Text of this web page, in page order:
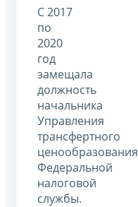
С 2017
по
2020
год
замещала
должность
начальника
Управления
трансфертного
ценообразования
Федеральной
налоговой
службы.